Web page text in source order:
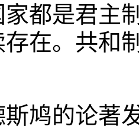
都是君主
在。共和
鸠的论著